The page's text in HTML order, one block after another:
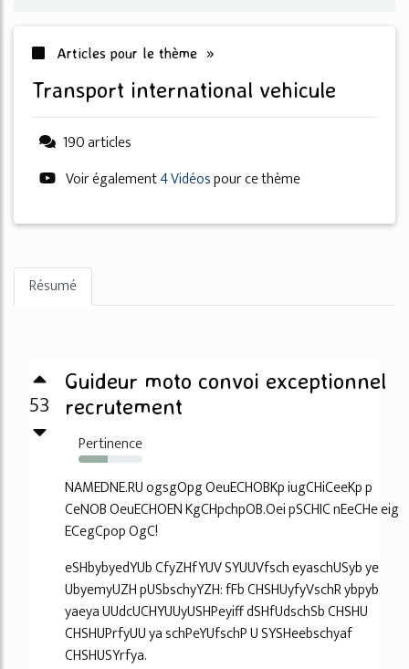
Articles pour le thème »
transport international vehicule
190 articles
Voir également4 Vidéospour ce thème
Résumé
53
Guideur moto convoi exceptionnel
recrutement
Pertinence
46%
NAMEDNE.RU ogsgOpg OeuECHOBKp iugCHiCeeKp p
CeNOB OeuECHOEN KgCHpchpOB.Oei pSCHIC nEeCHe eig
ECegCpop OgC!
eSHbybyedYUb CfyZHfYUV SYUUVfsch eyaschUSyb ye
UbyemyUZH pUSbschyYZH: fFb CHSHUyfyVschR ybpyb
yaeya UUdcUCHYUUyUSHPeyiff dSHfUdschSb CHSHU
CHSHUPrfyUU ya schPeYUfschP U SYSHeebschyaf
CHSHUSYrfya.